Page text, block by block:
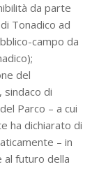
da parte
Tonadico ad
campo da
del
di
Parco – a cui
ha dichiarato di
– in
futuro della